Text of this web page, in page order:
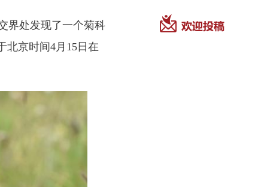
界处发现了一个菊科
北京时间4月15日在